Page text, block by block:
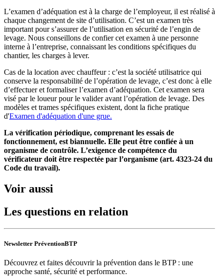
L’examen d’adéquation est à la charge de l’employeur, il est réalisé à
chaque changement de site d’utilisation. C’est un examen très
important pour s’assurer de l’utilisation en sécurité de l’engin de
levage. Nous conseillons de confier cet examen à une personne
interne à l’entreprise, connaissant les conditions spécifiques du
chantier, les charges à lever.
Cas de la location avec chauffeur : c’est la société utilisatrice qui
conserve la responsabilité de l’opération de levage, c’est donc à elle
d’effectuer et formaliser l’examen d’adéquation. Cet examen sera
visé par le loueur pour le valider avant l’opération de levage. Des
modèles et trames spécifiques existent, dont la fiche pratique
d'Examen d'adéquation d'une grue.
La vérification périodique, comprenant les essais de
fonctionnement, est biannuelle. Elle peut être confiée à un
organisme de contrôle. L’exigence de compétence du
vérificateur doit être respectée par l’organisme (art. 4323-24 du
Code du travail).
Voir aussi
Les questions en relation
Newsletter PréventionBTP
Découvrez et faites découvrir la prévention dans le BTP : une
approche santé, sécurité et performance.